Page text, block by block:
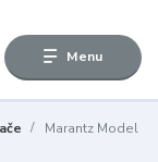
Menu
Marantz Model